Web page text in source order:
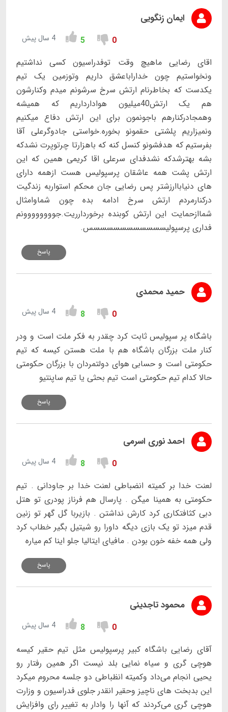
ایمان زنگویی
0
5 4 سال پیش
اقای رضایی ماهیچ وقت توفدراسیون کسی نداشتیم
ونخواستیم چون خداراباعشق داریم وتوزمین یک تیم
یکدست که بخاطرنام ارتش سرخ سرشونم میدم وکنارشون
هم یک ارتش40میلیون هوادارداریم که همیشه
وهمجادرکنارهم باجونمون برای این ارتش دفاع میکنیم
ونمیزاریم پلشتی حقمونو بخوره.خواستی جادوگرعلی آقا
بفرستیم که هدفشونو کنسل کنه که باهزارتا چرتوپرت نشدکه
بشه بهترشدکه نشدفدای سرعلی اقا کریمی همین که این
ارتش پشت همه عاشقان پرسپولیس هست ازهمه دارای
های دنیاباارزشتر پس رضایی جان محکم استواربه زندگیت
درکنارمردم ارتش سرخ ادامه بده چون شماوامثال
شماازحمایت این ارتش کوبنده برخوردارریت.جوووووووونم
فداری پرسپولیسسسسسسسسسسسس.
پاسخ
حمید محمدی
0
8 4 سال پیش
باشگاه پر سپولیس ثابت کرد چقدر به فکر ملت است و ودر
کنار ملت بزرگان باشگاه هم با ملت هستن کیسه که تیم
حکومتی است و حسابی هوای دولتمردان با بزرگان حکومتی
حالا کدام تیم حکومتی است تیم بحثی یا تیم ساپنتیو
پاسخ
احمد نوری اسرمی
0
8 4 سال پیش
لعنت خدا بر کمیته انضباطی لعنت خدا بر جاودانی . تیم
حکومتی به همینا میگن . پارسال هم فرناز پودری تو هتل
دبی کثافتکاری کرد کارش نداشتن . بازیربا گل گهر تو زنین
قدم میزد تو یک بازی دیگه داورا رو شیتیل بگیر خطاب کرد
ولی همه خفه خون بودن . مافیای ایتالیا جلو اینا کم میاره
پاسخ
محمود تاجدینی
0
8 4 سال پیش
آقای رضایی باشگاه کبیر پرسپولیس مثل تیم حقیر کیسه
هوچی گری و سیاه نمایی بلد نیست اگر همین رفتار رو
یحیی انجام می‌داد وکمیته انظباطی دو جلسه محروم میکرد
این بدبخت های ناچیز وحقیر انقدر جلوی فدراسیون و وزارت
هوچی گری می‌کردند که آنها را وادار به تغییر رای وافزایش